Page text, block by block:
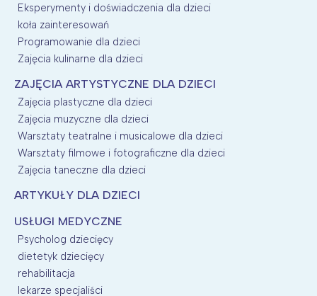
Eksperymenty i doświadczenia dla dzieci
koła zainteresowań
Programowanie dla dzieci
Zajęcia kulinarne dla dzieci
ZAJĘCIA ARTYSTYCZNE DLA DZIECI
Zajęcia plastyczne dla dzieci
Zajęcia muzyczne dla dzieci
Warsztaty teatralne i musicalowe dla dzieci
Warsztaty filmowe i fotograficzne dla dzieci
Zajęcia taneczne dla dzieci
ARTYKUŁY DLA DZIECI
USŁUGI MEDYCZNE
Psycholog dziecięcy
dietetyk dziecięcy
rehabilitacja
lekarze specjaliści